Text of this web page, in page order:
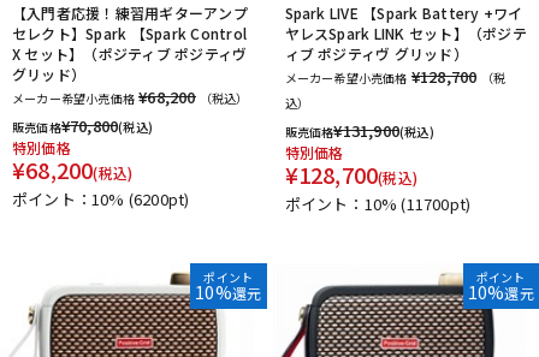
【入門者応援！練習用ギターアンプ
セレクト】Spark 【Spark Control
X セット】（ポジティブ ポジティヴ
グリッド）
メーカー希望小売価格 ¥68,200
（税込）
販売価格¥70,800(税込)
特別価格
¥68,200(税込)
ポイント：10% (6200pt)
Spark LIVE 【Spark Battery +ワイ
ヤレスSpark LINK セット】（ポジテ
ィブ ポジティヴ グリッド）
メーカー希望小売価格 ¥128,700
（税
込）
販売価格¥131,900(税込)
特別価格
¥128,700(税込)
ポイント：10%(11700pt)
ポイント
10%還元
ポイント
10%還元